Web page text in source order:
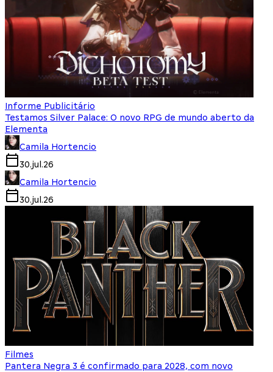
Informe Publicitário
Testamos Silver Palace: O novo RPG de mundo aberto da
Elementa
Camila Hortencio
30.jul.26
Camila Hortencio
30.jul.26
Filmes
Pantera Negra 3 é confirmado para 2028, com novo